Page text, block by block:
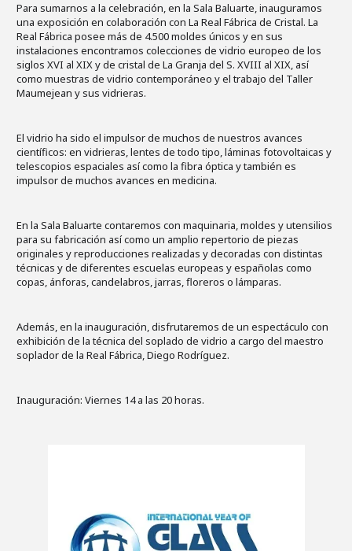
Para sumarnos a la celebración, en la Sala Baluarte, inauguramos
una exposición en colaboración con La Real Fábrica de Cristal. La
Real Fábrica posee más de 4.500 moldes únicos y en sus
instalaciones encontramos colecciones de vidrio europeo de los
siglos XVI al XIX y de cristal de La Granja del S. XVIII al XIX, así
como muestras de vidrio contemporáneo y el trabajo del Taller
Maumejean y sus vidrieras.
El vidrio ha sido el impulsor de muchos de nuestros avances
científicos: en vidrieras, lentes de todo tipo, láminas fotovoltaicas y
telescopios espaciales así como la fibra óptica y también es
impulsor de muchos avances en medicina.
En la Sala Baluarte contaremos con maquinaria, moldes y utensilios
para su fabricación así como un amplio repertorio de piezas
originales y reproducciones realizadas y decoradas con distintas
técnicas y de diferentes escuelas europeas y españolas como
copas, ánforas, candelabros, jarras, floreros o lámparas.
Además, en la inauguración, disfrutaremos de un espectáculo con
exhibición de la técnica del soplado de vidrio a cargo del maestro
soplador de la Real Fábrica, Diego Rodríguez.
Inauguración: Viernes 14 a las 20 horas.